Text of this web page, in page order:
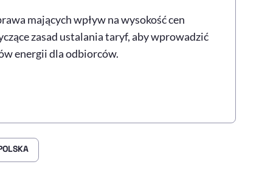
mających wpływ na wysokość cen
zasad ustalania taryf, aby wprowadzić
energii dla odbiorców.